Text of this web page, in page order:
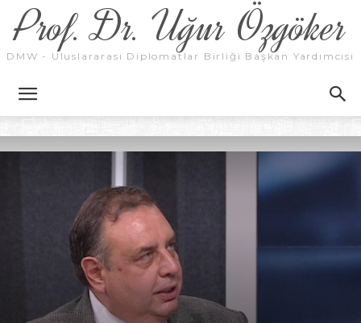
Prof. Dr. Uğur Özgöker
DMW - Uluslararası Diplomatlar Birliği Başkan Yardımcısı